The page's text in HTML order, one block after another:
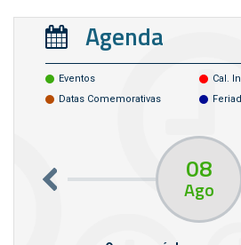
Agenda
Eventos
Cal.
Datas Comemorativas
08
Ago